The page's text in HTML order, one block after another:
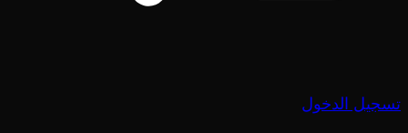
تسجيل الدخول